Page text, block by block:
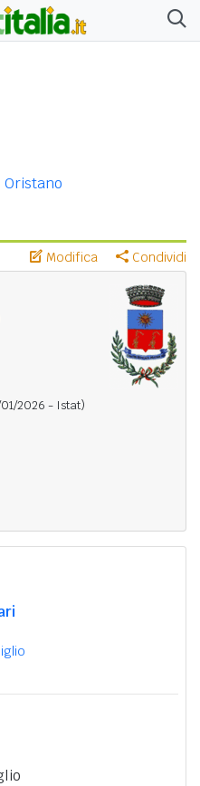
Oristano
Modifica Condividi
2026 - Istat)